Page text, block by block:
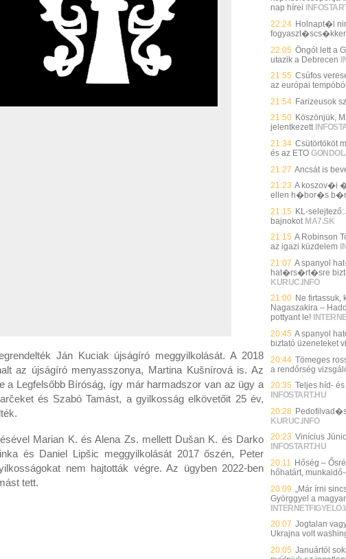
Ján Kuciak újságíró meggyilkolását. A 2018
az újságíró menyasszonya, Martina Kušnírová is. Az
a Legfelsőbb Bíróság, így már harmadszor van az ügy a
és Szabó Tamást, a gyilkosság elkövetőit 25 év,
Marian K. és Alena Zs. mellett Dušan K. és Darko
és Daniel Lipšic meggyilkolását 2017 őszén, Peter
nem hajtották végre. Az ügyben 2022-ben
tett.
nap hírei
22:24 Holnapt�l
22:05 Öngól lett a
utazik a Debrecen
21:55 Csúfos
az európai tempóból
21:54 Farizeusok
21:50 Köszönjük,
jelentkezett
21:34 Csütörtököt
és az ETO
21:27 Ancsát is
21:23 A koszov�i
ellen h�bor�s
21:15 KL-
bajnokot MA7.SK
21:15 A Robinson
az igazi küzdelem
21:07 A spanyol
hat�rs�rt�sre
KURUC.INFO
21:00 Ne firtassuk,
Nagaszakira –
pottyant le!
20:45 A spanyol
biztató üzeneteket
20:44 Tömeges
a rendőrség
20:35 Teljes híd-
INFOSTART.HU
20:28
KURUC.INFO
20:23 Vinícius
INFOSTART.HU
20:11 Hőség –
hőhatárt,
20:09
„Már írni
Györggyel a
20:07 Jogtalan
Ukrajna volt
20:05 Januártól